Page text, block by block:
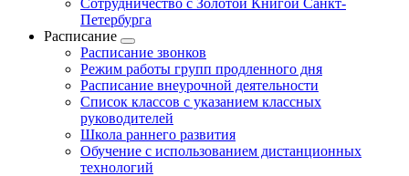
Сотрудничество с Золотой Книгой Санкт-
Петербурга
Расписание
Расписание звонков
Режим работы групп продленного дня
Расписание внеурочной деятельности
Список классов с указанием классных
руководителей
Школа раннего развития
Обучение с использованием дистанционных
технологий